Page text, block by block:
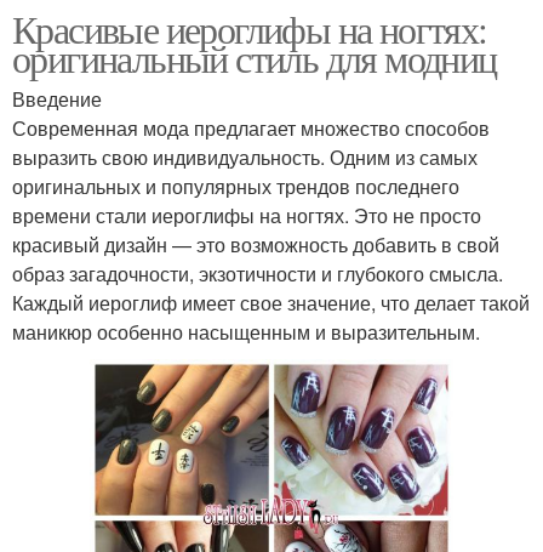
Красивые иероглифы на ногтях:
оригинальный стиль для модниц
Введение
Современная мода предлагает множество способов
выразить свою индивидуальность. Одним из самых
оригинальных и популярных трендов последнего
времени стали иероглифы на ногтях. Это не просто
красивый дизайн — это возможность добавить в свой
образ загадочности, экзотичности и глубокого смысла.
Каждый иероглиф имеет свое значение, что делает такой
маникюр особенно насыщенным и выразительным.